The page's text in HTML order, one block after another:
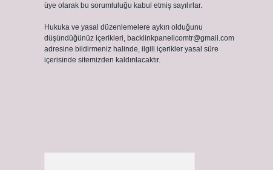
üye olarak bu sorumluluğu kabul etmiş sayılırlar.
Hukuka ve yasal düzenlemelere aykırı olduğunu
düşündüğünüz içerikleri, backlinkpanelicomtr@gmail.com
adresine bildirmeniz halinde, ilgili içerikler yasal süre
içerisinde sitemizden kaldırılacaktır.